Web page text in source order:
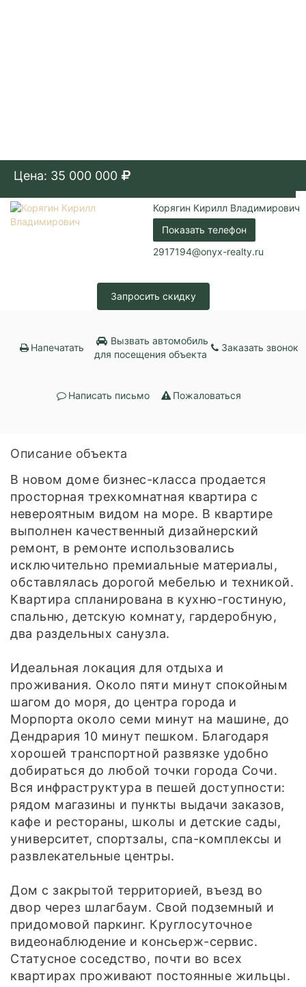
Цена: 35 000 000
Корягин Кирилл Владимирович
Показать телефон
2917194@onyx-realty.ru
Запросить скидку
Напечатать
Вызвать автомобиль
для посещения объекта
Заказать звонок
Написать письмо Пожаловаться
Описание объекта
В новом доме бизнес-класса продается
просторная трехкомнатная квартира с
невероятным видом на море. В квартире
выполнен качественный дизайнерский
ремонт, в ремонте использовались
исключительно премиальные материалы,
обставлялась дорогой мебелью и техникой.
Квартира спланирована в кухню-гостиную,
спальню, детскую комнату, гардеробную,
два раздельных санузла.
Идеальная локация для отдыха и
проживания. Около пяти минут спокойным
шагом до моря, до центра города и
Морпорта около семи минут на машине, до
Дендрария 10 минут пешком. Благодаря
хорошей транспортной развязке удобно
добираться до любой точки города Сочи.
Вся инфраструктура в пешей доступности:
рядом магазины и пункты выдачи заказов,
кафе и рестораны, школы и детские сады,
университет, спортзалы, спа-комплексы и
развлекательные центры.
Дом с закрытой территорией, въезд во
двор через шлагбаум. Свой подземный и
придомовой паркинг. Круглосуточное
видеонаблюдение и консьерж-сервис.
Статусное соседство, почти во всех
квартирах проживают постоянные жильцы.